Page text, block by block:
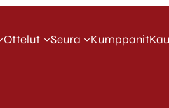
Ottelut Seura Kumppanit